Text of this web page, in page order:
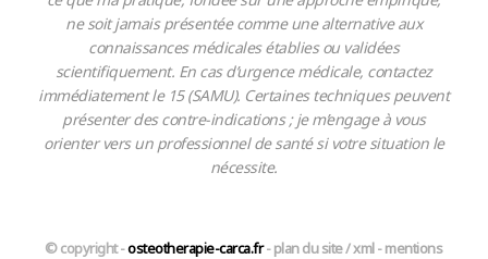
ne soit jamais présentée comme une alternative aux
connaissances médicales établies ou validées
scientifiquement. En cas d’urgence médicale, contactez
immédiatement le 15 (SAMU). Certaines techniques peuvent
présenter des contre-indications ; je m’engage à vous
orienter vers un professionnel de santé si votre situation le
nécessite.
© copyright -osteotherapie-carca.fr-plan du site/xml-mentions